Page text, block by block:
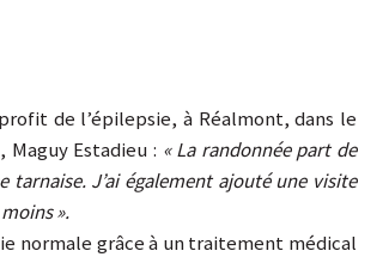
de l’épilepsie, à Réalmont, dans le
Estadieu : « La randonnée part de
J’ai également ajouté une visite
».
normale grâce à un traitement médical